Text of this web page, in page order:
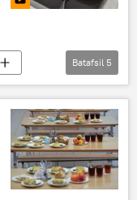
Batafsil 5